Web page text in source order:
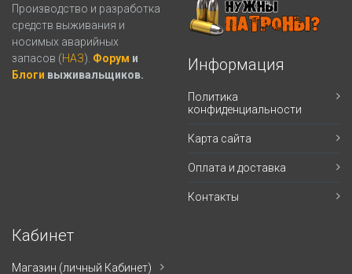
Производство и разработка
средств выживания и
носимых аварийных
запасов (НАЗ). Форум и
Блоги выживальщиков.
Информация
Политика
конфиденциальности
Карта сайта
Оплата и доставка
Контакты
Кабинет
Магазин (личный Кабинет)